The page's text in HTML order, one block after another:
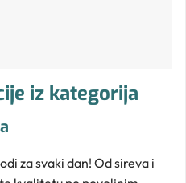
iz kategorija
za svaki dan! Od sireva i